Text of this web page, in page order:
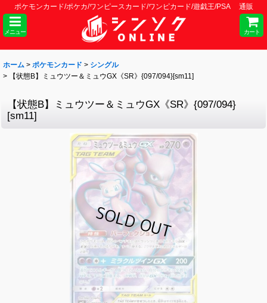
ポケモンカード/ポケカ/ワンピースカード/ワンピカード/遊戯王/PSA 通販
メニュー カート
ホーム > ポケモンカード > シングル
>
【状態B】ミュウツー＆ミュウGX《SR》{097/094}[sm11]
【状態B】ミュウツー＆ミュウGX《SR》{097/094}
[sm11]